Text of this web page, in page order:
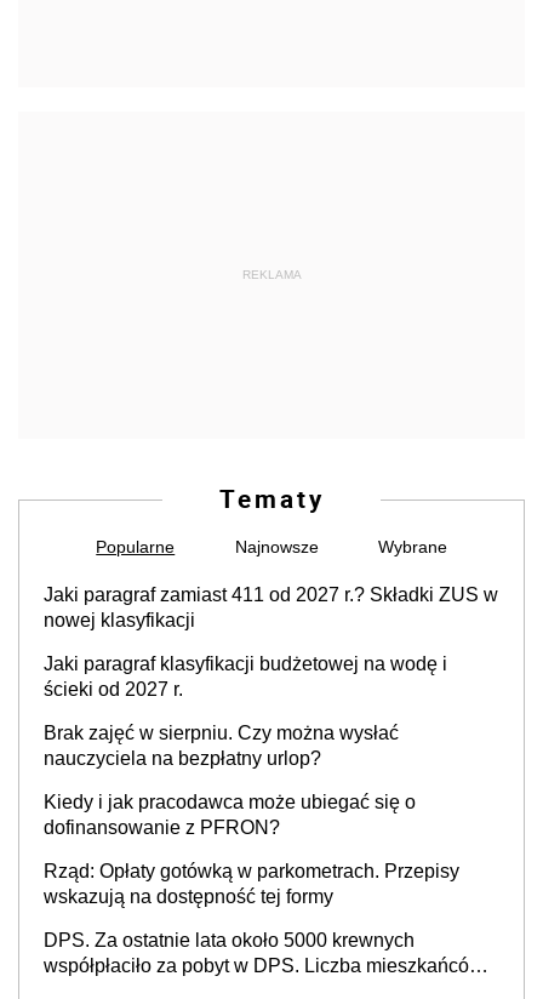
REKLAMA
Tematy
Popularne Najnowsze Wybrane
Jaki paragraf zamiast 411 od 2027 r.? Składki ZUS w
nowej klasyfikacji
Jaki paragraf klasyfikacji budżetowej na wodę i
ścieki od 2027 r.
Brak zajęć w sierpniu. Czy można wysłać
nauczyciela na bezpłatny urlop?
Kiedy i jak pracodawca może ubiegać się o
dofinansowanie z PFRON?
Rząd: Opłaty gotówką w parkometrach. Przepisy
wskazują na dostępność tej formy
DPS. Za ostatnie lata około 5000 krewnych
współpłaciło za pobyt w DPS. Liczba mieszkańców